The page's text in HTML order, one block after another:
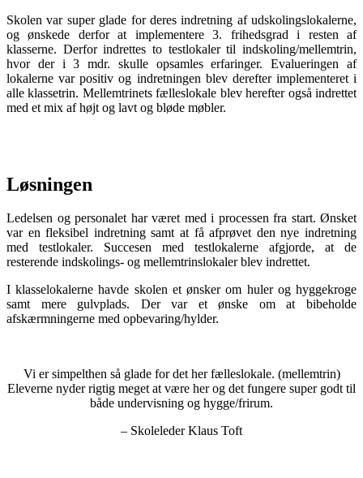
Skolen var super glade for deres indretning af udskolingslokalerne,
og ønskede derfor at implementere 3. frihedsgrad i resten af
klasserne. Derfor indrettes to testlokaler til indskoling/mellemtrin,
hvor der i 3 mdr. skulle opsamles erfaringer. Evalueringen af
lokalerne var positiv og indretningen blev derefter implementeret i
alle klassetrin. Mellemtrinets fælleslokale blev herefter også indrettet
med et mix af højt og lavt og bløde møbler.
Løsningen
Ledelsen og personalet har været med i processen fra start. Ønsket
var en fleksibel indretning samt at få afprøvet den nye indretning
med testlokaler. Succesen med testlokalerne afgjorde, at de
resterende indskolings- og mellemtrinslokaler blev indrettet.
I klasselokalerne havde skolen et ønsker om huler og hyggekroge
samt mere gulvplads. Der var et ønske om at bibeholde
afskærmningerne med opbevaring/hylder.
Vi er simpelthen så glade for det her fælleslokale. (mellemtrin)
Eleverne nyder rigtig meget at være her og det fungere super godt til
både undervisning og hygge/frirum.
– Skoleleder Klaus Toft